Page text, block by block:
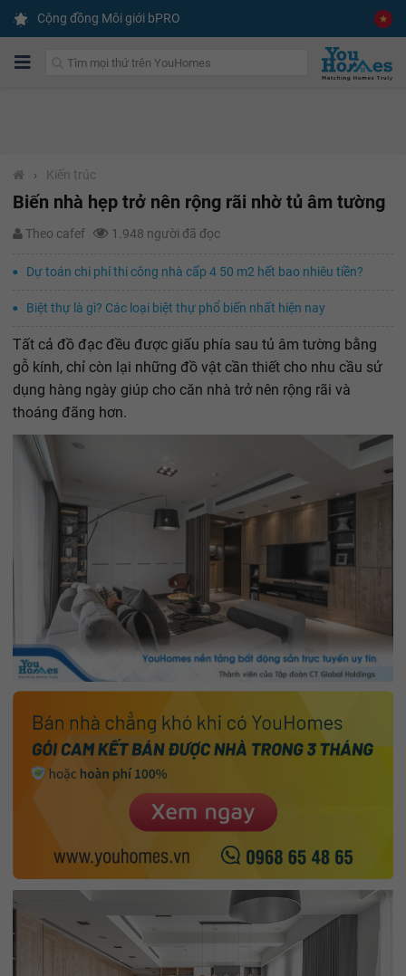
Cộng đồng Môi giới bPRO
› Kiến trúc
Biến nhà hẹp trở nên rộng rãi nhờ tủ âm tường
Theo cafef 1.948 người đã đọc
Dự toán chi phí thi công nhà cấp 4 50 m2 hết bao nhiêu tiền?
Biệt thự là gì? Các loại biệt thự phổ biến nhất hiện nay
Tất cả đồ đạc đều được giấu phía sau tủ âm tường bằng
gỗ kính, chỉ còn lại những đồ vật cần thiết cho nhu cầu sử
dụng hàng ngày giúp cho căn nhà trở nên rộng rãi và
thoáng đãng hơn.